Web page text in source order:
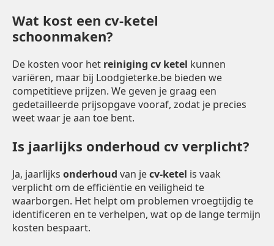
Wat kost een cv-ketel
schoonmaken?
De kosten voor het reiniging cv ketel kunnen
variëren, maar bij Loodgieterke.be bieden we
competitieve prijzen. We geven je graag een
gedetailleerde prijsopgave vooraf, zodat je precies
weet waar je aan toe bent.
Is jaarlijks onderhoud cv verplicht?
Ja, jaarlijks onderhoud van jecv-ketel is vaak
verplicht om de efficiëntie en veiligheid te
waarborgen. Het helpt om problemen vroegtijdig te
identificeren en te verhelpen, wat op de lange termijn
kosten bespaart.